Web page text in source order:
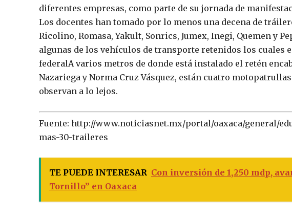
diferentes empresas, como parte de su jornada de
Los docentes han tomado por lo menos una decena de
Ricolino, Romasa, Yakult, Sonrics, Jumex, Inegi, Quemen y
algunas de los vehículos de transporte retenidos los cuales
federalA varios metros de donde está instalado el retén
Nazariega y Norma Cruz Vásquez, están cuatro
observan a lo lejos.
Fuente: http://www.noticiasnet.mx/portal/oaxaca/general/
mas-30-traileres
TE PUEDE INTERESAR Con inversión de 1,250 mdp,
Tornillo” en Oaxaca